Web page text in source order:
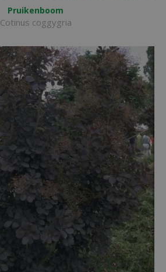
Pruikenboom
Cotinus coggygria